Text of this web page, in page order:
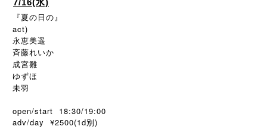
7/16(水)
『夏の日の』
act)
永恵美遥
斉藤れいか
成宮雛
ゆずほ
未羽
open/start 18:30/19:00
adv/day ¥2500(1d別)